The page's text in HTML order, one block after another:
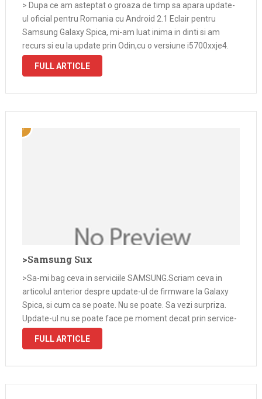
> Dupa ce am asteptat o groaza de timp sa apara update-
ul oficial pentru Romania cu Android 2.1 Eclair pentru
Samsung Galaxy Spica, mi-am luat inima in dinti si am
recurs si eu la update prin Odin,cu o versiune i5700xxje4.
Update-ul a fost mai greu decat …
FULL ARTICLE
>Samsung Sux
>Sa-mi bag ceva in serviciile SAMSUNG.Scriam ceva in
articolul anterior despre update-ul de firmware la Galaxy
Spica, si cum ca se poate. Nu se poate. Sa vezi surpriza.
Update-ul nu se poate face pe moment decat prin service-
ul lor din Bucuresti, ca NPS sau KIES nu …
FULL ARTICLE